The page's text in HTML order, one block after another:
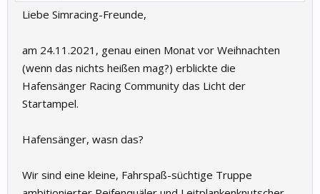
Liebe Simracing-Freunde,
am 24.11.2021, genau einen Monat vor Weihnachten
(wenn das nichts heißen mag?) erblickte die
Hafensänger Racing Community das Licht der
Startampel.
Hafensänger, wasn das?
Wir sind eine kleine, Fahrspaß-süchtige Truppe